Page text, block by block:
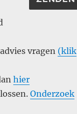
vragen (klik
hier
Onderzoek